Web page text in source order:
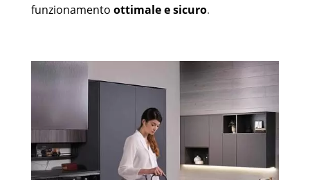
funzionamento ottimale e sicuro.